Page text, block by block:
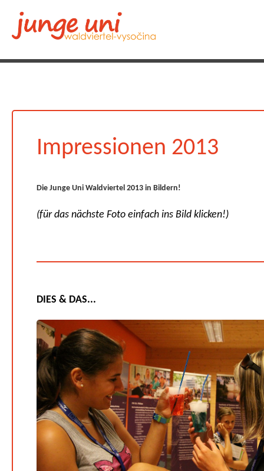
Impressionen 2013
Die Junge Uni Waldviertel 2013 in Bildern!
(für das nächste Foto einfach ins Bild klicken!)
DIES & DAS...